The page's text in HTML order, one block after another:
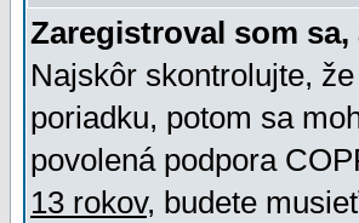
Zaregistroval som
Najskôr skontrolujte,
poriadku, potom sa
povolená podpora
13 rokov, budete